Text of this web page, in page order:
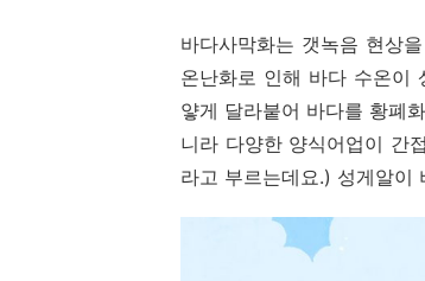
바다사막화는 갯녹음 현상
온난화로 인해 바다 수온이
얗게 달라붙어 바다를 황폐
니라 다양한 양식어업이 간
라고 부르는데요.) 성게알이